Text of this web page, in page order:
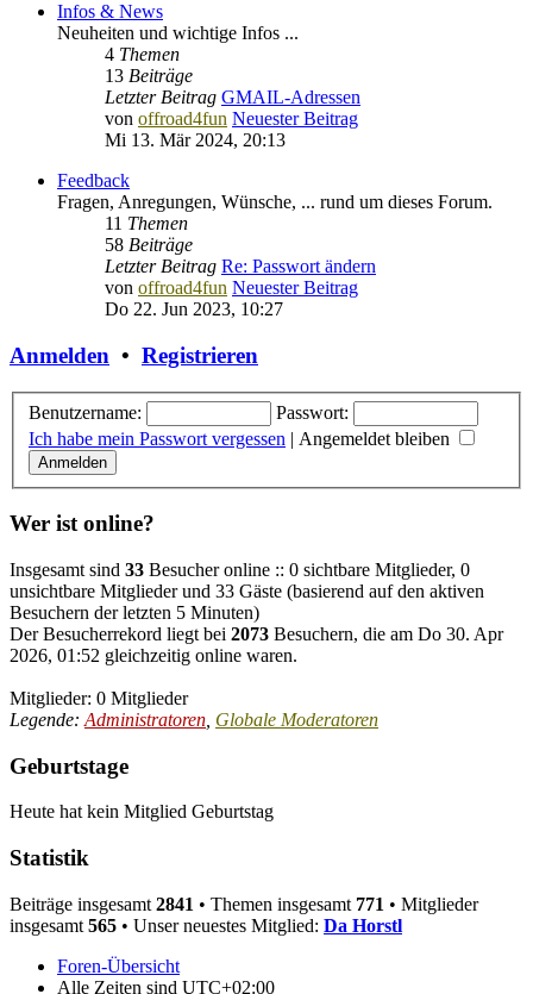
Infos & News
Neuheiten und wichtige Infos ...
4 Themen
13 Beiträge
Letzter Beitrag GMAIL-Adressen
von offroad4fun Neuester Beitrag
Mi 13. Mär 2024, 20:13
Feedback
Fragen, Anregungen, Wünsche, ... rund um dieses Forum.
11 Themen
58 Beiträge
Letzter Beitrag Re: Passwort ändern
von offroad4fun Neuester Beitrag
Do 22. Jun 2023, 10:27
Anmelden • Registrieren
Benutzername:
Passwort:
Ich habe mein Passwort vergessen | Angemeldet bleiben
Wer ist online?
Insgesamt sind 33 Besucher online :: 0 sichtbare Mitglieder, 0
unsichtbare Mitglieder und 33 Gäste (basierend auf den aktiven
Besuchern der letzten 5 Minuten)
Der Besucherrekord liegt bei 2073 Besuchern, die am Do 30. Apr
2026, 01:52 gleichzeitig online waren.
Mitglieder: 0 Mitglieder
Legende: Administratoren Globale Moderatoren
Geburtstage
Heute hat kein Mitglied Geburtstag
Statistik
Beiträge insgesamt 2841 • Themen insgesamt 771 • Mitglieder
insgesamt 565 • Unser neuestes Mitglied: Da Horstl
Foren-Übersicht
Alle Zeiten sind UTC+02:00